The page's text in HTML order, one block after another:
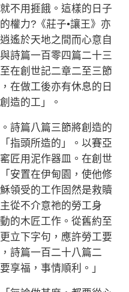
不用捱餓。這樣的日子
權力?《莊子•讓王》亦
遙於天地之間而心意自
詩篇一百零四篇二十三
在創世記二章二至三節
在做工後亦有休息的日
造的工」。
篇八篇三節將創造的
指頭所造的」。以賽亞
匠用泥作器皿。在創世
安置在伊甸園，使他修
領受的工作固然是救贖
從不介意祂的勞工身
的木匠工作。從舊約至
立下字句，應許勞工要
詩篇一百二十八篇二
享福，事情順利。」